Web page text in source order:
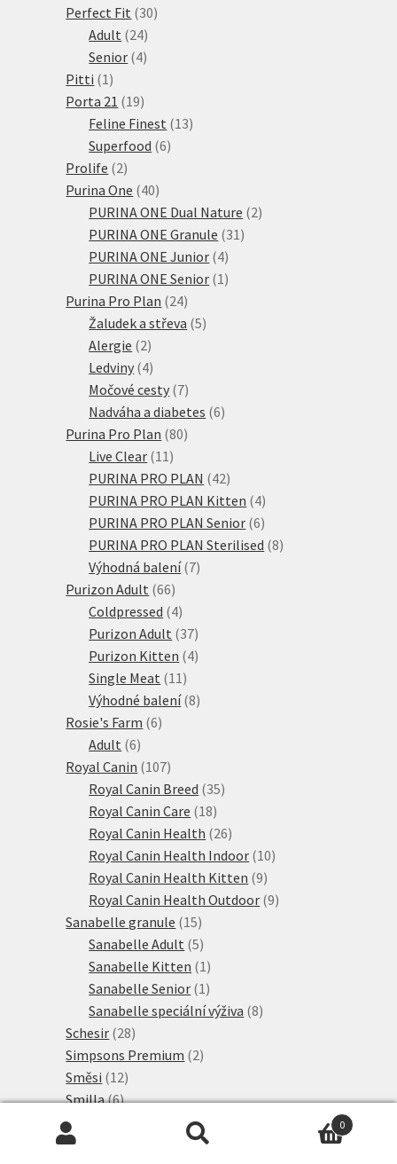
produktů
Perfect Fit 3030
Adult 2424
produktů
Senior 44
Pitti 1 1
produkt
Porta 21 1919
produktů
Feline Finest 1313
Superfood 66
Prolife 22
produkty
Purina One 4040
produktů
PURINA ONE Dual Nature 22
PURINA ONE Granule 31 31
PURINA ONE Junior 44
produkty
PURINA ONE Senior 1 1
Purina Pro Plan 2424
produktů
Žaludek a střeva 55
Alergie 22
produkty
Ledviny 44
produkty
Močové cesty 77
produktů
Nadváha a diabetes 66
Purina Pro Plan 8080
Live Clear 11 11
produktů
PURINA PRO PLAN 4242
produktů
PURINA PRO PLAN Kitten 44
produkty
PURINA PRO PLAN Senior 66
produktů
PURINA PRO PLAN Sterilised 88
Výhodná balení 77
Purizon Adult 6666
produktů
Coldpressed 44
produkty
Purizon Adult 3737
produktů
Purizon Kitten 44
Single Meat 11 11
produktů
Výhodné balení 88
Rosie's Farm 66
Adult 66
produktů
Royal Canin 107107
produktů
Royal Canin Breed 3535
Royal Canin Care 1818
produktů
Royal Canin Health 2626
produktů
Royal Canin Health Indoor 1010
Royal Canin Health Kitten 99
produktů
Royal Canin Health Outdoor 99
Sanabelle granule 1515
produktů
Sanabelle Adult 55
produktů
Sanabelle Kitten 1 1
produkt
Sanabelle Senior 1 1
produkt
Sanabelle speciální výživa 88
Schesir 2828
produktů
Simpsons Premium 22
Směsi 1212
produktů
Smilla 66
produkty
Smilla Adult speciální výživa
0